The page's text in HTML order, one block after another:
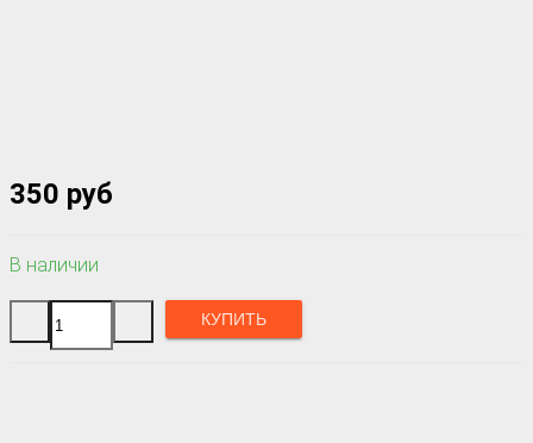
350 руб
В наличии